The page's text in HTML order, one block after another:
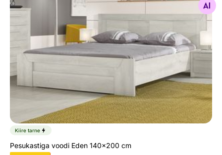
Kiire tarne
Pesukastiga voodi Eden 140x200 cm